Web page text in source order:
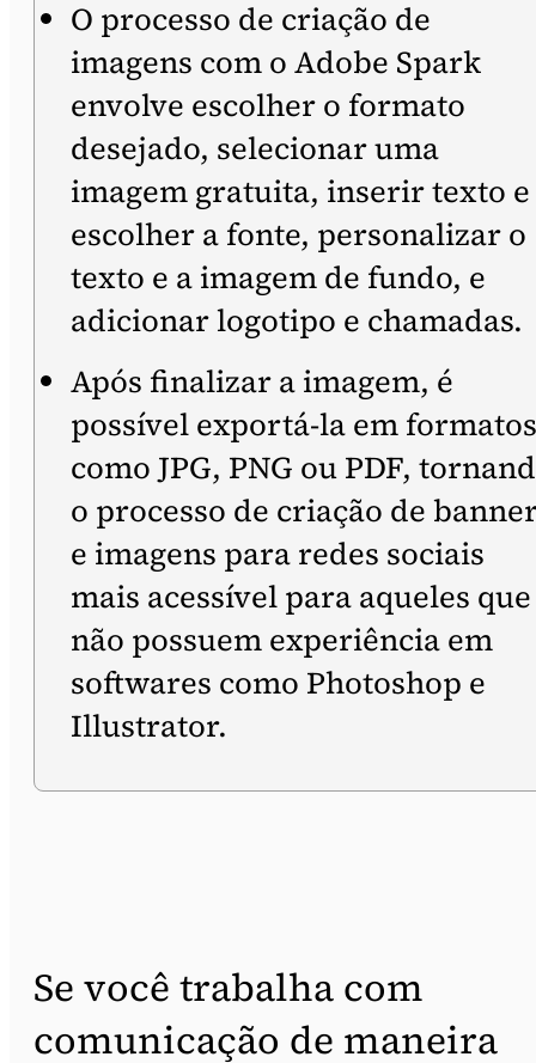
O processo de criação de
imagens com o Adobe Spark
envolve escolher o formato
desejado, selecionar uma
imagem gratuita, inserir texto e
escolher a fonte, personalizar o
texto e a imagem de fundo, e
adicionar logotipo e chamadas.
Após finalizar a imagem, é
possível exportá-la em formatos
como JPG, PNG ou PDF,
o processo de criação de
e imagens para redes sociais
mais acessível para aqueles que
não possuem experiência em
softwares como Photoshop e
Illustrator.
Se você trabalha com
comunicação de maneira